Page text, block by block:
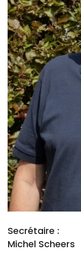
Secrétaire :
Michel Scheers